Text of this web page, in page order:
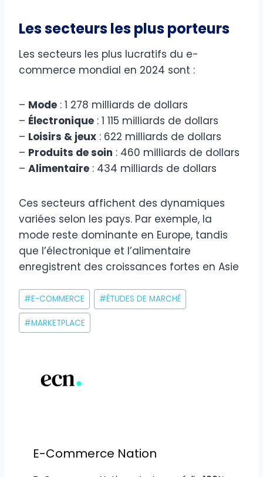
Les secteurs les plus porteurs
Les secteurs les plus lucratifs du e-
commerce mondial en 2024 sont :
– Mode : 1 278 milliards de dollars
– Électronique : 1 115 milliards de dollars
– Loisirs & jeux : 622 milliards de dollars
– Produits de soin : 460 milliards de dollars
– Alimentaire : 434 milliards de dollars
Ces secteurs affichent des dynamiques
variées selon les pays. Par exemple, la
mode reste dominante en Europe, tandis
que l’électronique et l’alimentaire
enregistrent des croissances fortes en Asie
Étiquettes
de
la
#E-COMMERCE #ÉTUDES DE MARCHÉ
#MARKETPLACE
E-Commerce Nation